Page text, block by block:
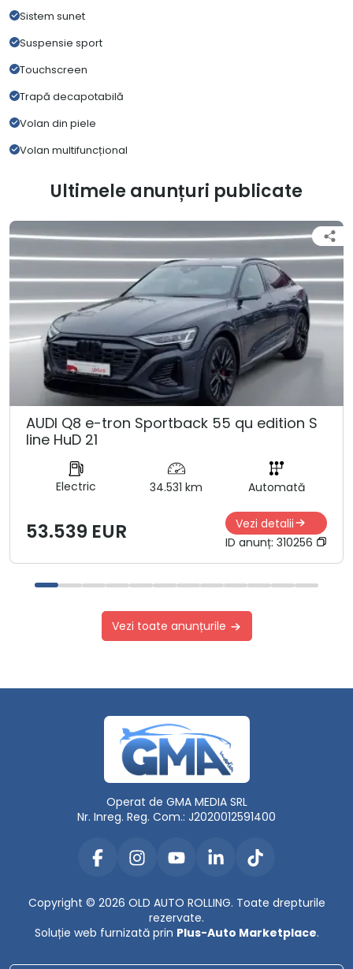
Sistem sunet
Suspensie sport
Touchscreen
Trapă decapotabilă
Volan din piele
Volan multifuncțional
Ultimele anunțuri publicate
AUDI Q8 e-tron Sportback 55 qu edition S
line HuD 21
Electric 34.531 km Automată
53.539 EUR
Vezi detalii
ID anunț: 310256
Vezi toate anunțurile
Operat de GMA MEDIA SRL
Nr. Inreg. Reg. Com.: J2020012591400
Copyright © 2026 OLD AUTO ROLLING. Toate drepturile
rezervate.
Soluție web furnizată prin Plus-Auto Marketplace.